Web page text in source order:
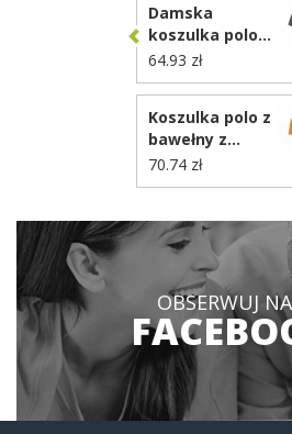
Damska
koszulka polo
Iqoniq
Yosemite,
tkanina pique z
bawełny z
recyklingu
T4200.019
64.93 zł
Koszulka polo z
bawełny z
recyklingu
Iqoniq Yosemite
70.74 zł
OBSERWUJ